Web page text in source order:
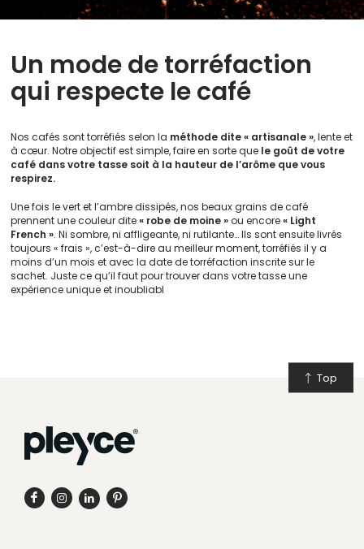
Un mode de torréfaction
qui respecte le café
Nos cafés sont torréfiés selon la méthode dite « artisanale », lente et
à cœur. Notre objectif est simple, faire en sorte que le goût de votre
café dans votre tasse soit à la hauteur de l’arôme que vous
respirez.
Une fois le vert et l’ambre dissipés, nos beaux grains de café
prennent une couleur dite« robe de moine »ou encore« Light
French ». Ni sombre, ni affligeante, ni rutilante… Ils sont ensuite livrés
toujours « frais », c’est-à-dire au meilleur moment, torréfiés il y a
moins d’un mois et avec la date de torréfaction inscrite sur le
sachet. Juste ce qu’il faut pour trouver dans votre tasse une
expérience unique et inoubliabl
Top